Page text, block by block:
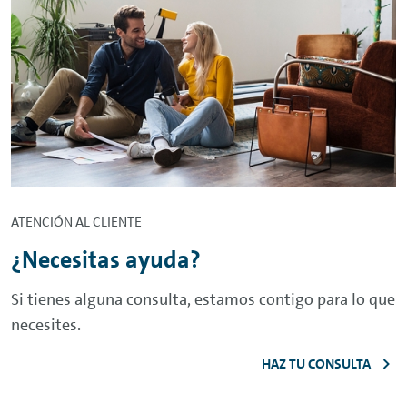
ATENCIÓN AL CLIENTE
¿Necesitas ayuda?
Si tienes alguna consulta, estamos contigo para lo que
necesites.
HAZ TU CONSULTA